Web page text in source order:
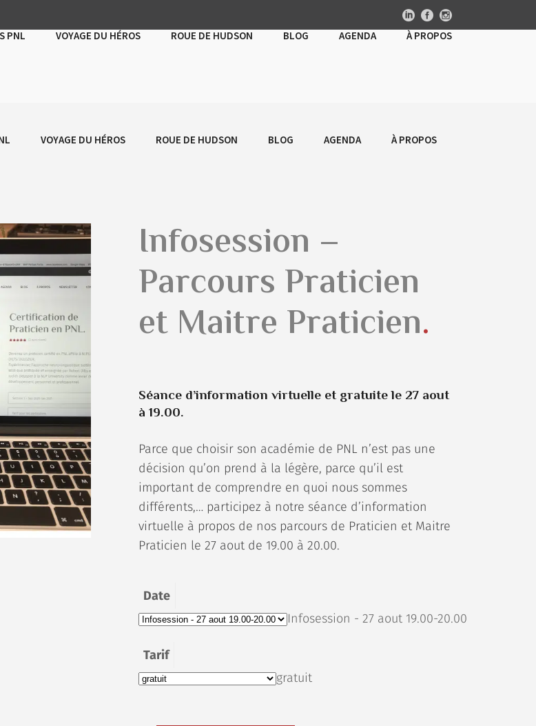
VOYAGE DU HÉROS ROUE DE HUDSON BLOG AGENDA À PROPOS
PNL VOYAGE DU HÉROS ROUE DE HUDSON BLOG AGENDA À PROPOS
Sold Infosession –
Parcours Praticien
et Maitre Praticien
Séance d’information virtuelle et gratuite le 27 aout
à 19.00.
Parce que choisir son académie de PNL n’est pas une
décision qu’on prend à la légère, parce qu’il est
important de comprendre en quoi nous sommes
différents,… participez à notre séance d’information
virtuelle à propos de nos parcours de Praticien et Maitre
Praticien le 27 aout de 19.00 à 20.00.
Date
Infosession - 27 aout 19.00-20.00
Tarif
gratuit